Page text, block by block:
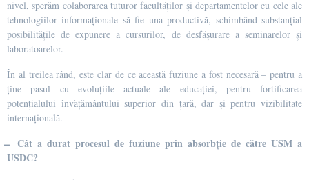
nivel, sperăm colaborarea tuturor facultăților și departamentelor cu cele ale
tehnologiilor informaționale să fie una productivă, schimbând substanțial
posibilitățile de expunere a cursurilor, de desfășurare a seminarelor și
laboratoarelor.
În al treilea rând, este clar de ce această fuziune a fost necesară – pentru a
ține pasul cu evoluțiile actuale ale educației, pentru fortificarea
potențialului învățământului superior din țară, dar și pentru vizibilitate
internațională.
̶ Cât a durat procesul de fuziune prin absorbție de către USM a
USDC?